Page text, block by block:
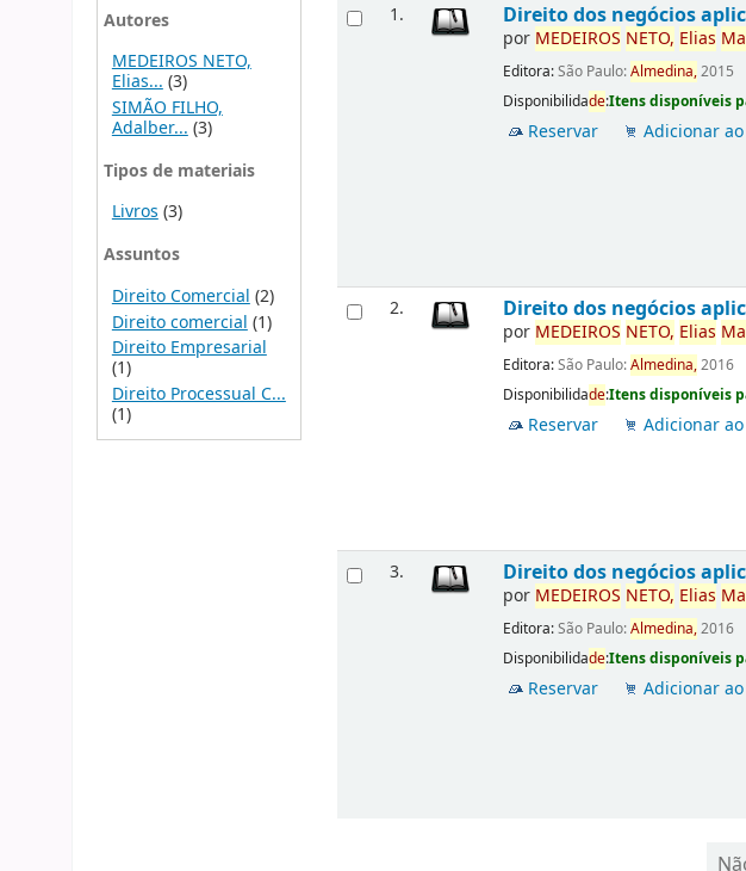
Autores
MEDEIROS NETO,
Elias...(3)
SIMÃO FILHO,
Adalber... (3)
Tipos de materiais
Livros(3)
Assuntos
Direito Comercial (2)
Direito comercial (1)
Direito Empresarial
(1)
Direito Processual C...
(1)
1. Direito dos negócios
por MEDEIROS NETO, Elias
Editora:São Paulo:Almedina,2015
Disponibilidade:Itens disponíveis
Reservar Adicionar
2. Direito dos negócios
por MEDEIROS NETO, Elias
Editora:São Paulo:Almedina,2016
Disponibilidade:Itens disponíveis
Reservar Adicionar
3. Direito dos negócios
por MEDEIROS NETO, Elias
Editora:São Paulo:Almedina,2016
Disponibilidade:Itens disponíveis
Reservar Adicionar